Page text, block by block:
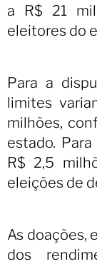
a R$ 21
eleitores do
Para a
limites
milhões,
estado.
R$ 2,5
eleições de
As doações,
dos